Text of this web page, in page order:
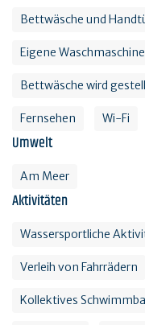
Bettwäsche und
Eigene Waschmaschine
Bettwäsche wird
Fernsehen Wi-Fi
Umwelt
Am Meer
Aktivitäten
Wassersportliche
Verleih von Fahrrädern
Kollektives